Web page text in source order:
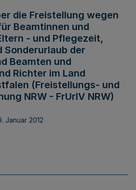
die Freistellung wegen
Beamtinnen und
- und Pflegezeit,
Sonderurlaub der
Beamten und
Richter im Land
(Freistellungs- und
NRW - FrUrlV NRW)
Januar 2012